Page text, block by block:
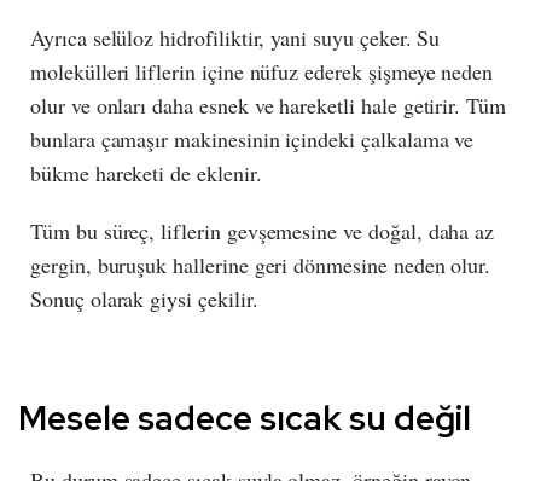
Ayrıca selüloz hidrofiliktir, yani suyu çeker. Su
molekülleri liflerin içine nüfuz ederek şişmeye neden
olur ve onları daha esnek ve hareketli hale getirir. Tüm
bunlara çamaşır makinesinin içindeki çalkalama ve
bükme hareketi de eklenir.
Tüm bu süreç, liflerin gevşemesine ve doğal, daha az
gergin, buruşuk hallerine geri dönmesine neden olur.
Sonuç olarak giysi çekilir.
Mesele sadece sıcak su değil